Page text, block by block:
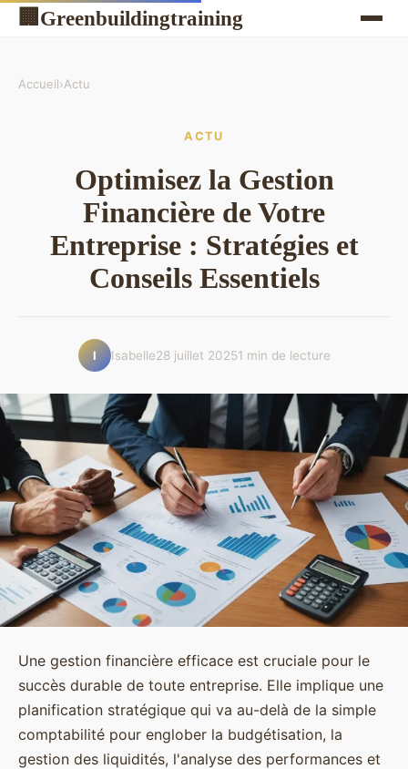
🏢 Greenbuildingtraining
Accueil›Actu
ACTU
Optimisez la Gestion
Financière de Votre
Entreprise : Stratégies et
Conseils Essentiels
I Isabelle28 juillet 20251 min de lecture
Une gestion financière efficace est cruciale pour le
succès durable de toute entreprise. Elle implique une
planification stratégique qui va au-delà de la simple
comptabilité pour englober la budgétisation, la
gestion des liquidités, l'analyse des performances et